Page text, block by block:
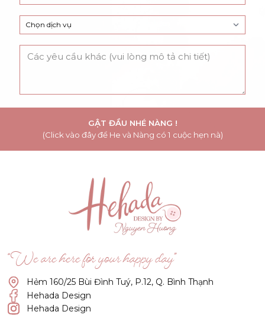
GẬT ĐẦU NHÉ NÀNG !
(Click vào đây để He và Nàng có 1 cuộc hẹn nà)
“We are here for your happy day”
Hẻm 160/25 Bùi Đình Tuý, P.12, Q. Bình Thạnh
Hehada Design
Hehada Design